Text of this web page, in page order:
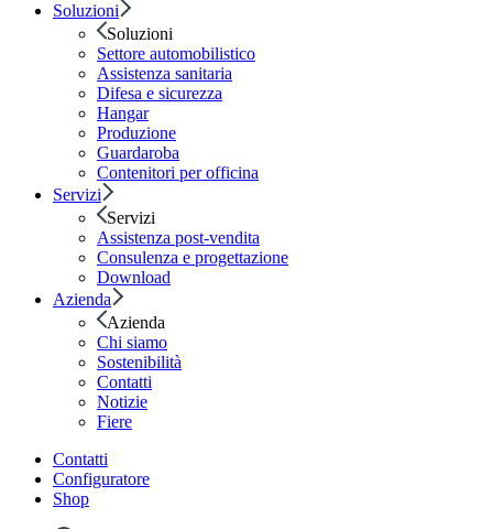
Soluzioni
Soluzioni
Settore automobilistico
Assistenza sanitaria
Difesa e sicurezza
Hangar
Produzione
Guardaroba
Contenitori per officina
Servizi
Servizi
Assistenza post-vendita
Consulenza e progettazione
Download
Azienda
Azienda
Chi siamo
Sostenibilità
Contatti
Notizie
Fiere
Contatti
Configuratore
Shop